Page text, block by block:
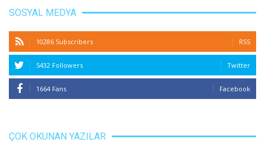
SOSYAL MEDYA
10286 Subscribers RSS
5432 Followers Twitter
1664 Fans Facebook
ÇOK OKUNAN YAZILAR